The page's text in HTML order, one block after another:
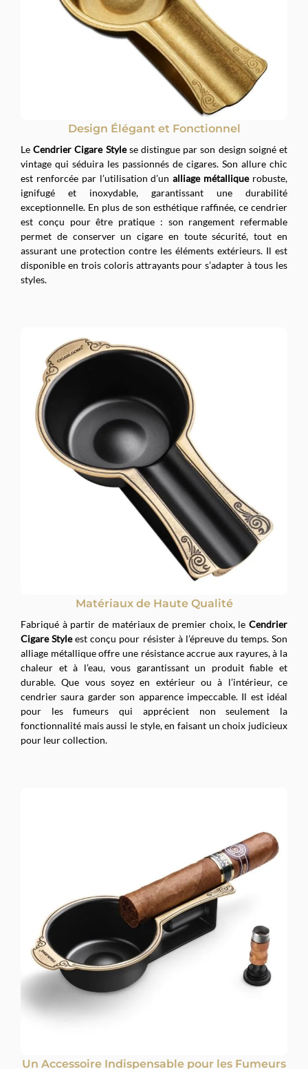
Design Élégant et Fonctionnel
LeCendrier Cigare Stylese distingue par son design soigné et
vintage qui séduira les passionnés de cigares. Son allure chic
est renforcée par l’utilisation d’unalliage métalliquerobuste,
ignifugé et inoxydable, garantissant une durabilité
exceptionnelle. En plus de son esthétique raffinée, ce cendrier
est conçu pour être pratique : son rangement refermable
permet de conserver un cigare en toute sécurité, tout en
assurant une protection contre les éléments extérieurs. Il est
disponible en trois coloris attrayants pour s’adapter à tous les
styles.
Matériaux de Haute Qualité
Fabriqué à partir de matériaux de premier choix, le Cendrier
Cigare Styleest conçu pour résister à l’épreuve du temps. Son
alliage métallique offre une résistance accrue aux rayures, à la
chaleur et à l’eau, vous garantissant un produit fiable et
durable. Que vous soyez en extérieur ou à l’intérieur, ce
cendrier saura garder son apparence impeccable. Il est idéal
pour les fumeurs qui apprécient non seulement la
fonctionnalité mais aussi le style, en faisant un choix judicieux
pour leur collection.
Un Accessoire Indispensable pour les Fumeurs